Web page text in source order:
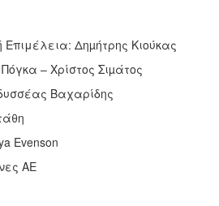
Επιμέλεια: Δηµήτρης Κιούκας
– Xρίστος Σιµάτος
Βαχαρίδης
Evenson
ΑΕ